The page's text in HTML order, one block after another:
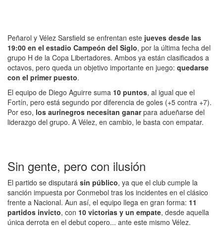
Peñarol y Vélez Sarsfield se enfrentan este jueves desde las
19:00 en el estadio Campeón del Siglo, por la última fecha del
grupo H de la Copa Libertadores. Ambos ya están clasificados a
octavos, pero queda un objetivo importante en juego: quedarse
con el primer puesto.
El equipo de Diego Aguirre suma 10 puntos, al igual que el
Fortín, pero está segundo por diferencia de goles (+5 contra +7).
Por eso, los aurinegros necesitan ganarpara adueñarse del
liderazgo del grupo. A Vélez, en cambio, le basta con empatar.
Sin gente, pero con ilusión
El partido se disputará sin público, ya que el club cumple la
sanción impuesta por Conmebol tras los incidentes en el clásico
frente a Nacional. Aun así, el equipo llega en gran forma: 11
partidos invicto, con 10 victorias y un empate, desde aquella
única derrota en el debut copero... ante este mismo Vélez.